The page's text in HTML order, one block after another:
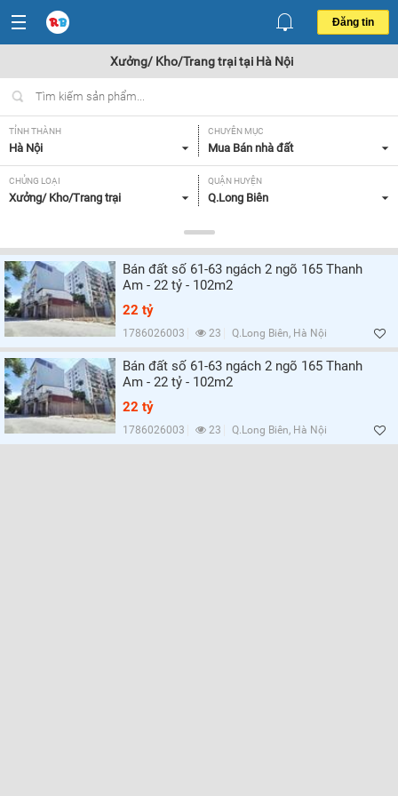
Đăng tin
Xưởng/ Kho/Trang trại tại Hà Nội
TỈNH THÀNH
Hà Nội
CHUYÊN MỤC
Mua Bán nhà đất
CHỦNG LOẠI
Xưởng/ Kho/Trang trại
QUẬN HUYỆN
Q.Long Biên
Tất cả
MỨC GIÁ
Tất cả
MẶT TIỀN
Từ 5-7m,
HƯỚNG
GIẤY TỜ PHÁP LÝ
Tất cả
Bán đất số 61-63 ngách 2 ngõ 165 Thanh
Am - 22 tỷ - 102m2
22 tỷ
1786026003 23 Q.Long Biên, Hà Nội
Bán đất số 61-63 ngách 2 ngõ 165 Thanh
Am - 22 tỷ - 102m2
22 tỷ
1786026003 23 Q.Long Biên, Hà Nội